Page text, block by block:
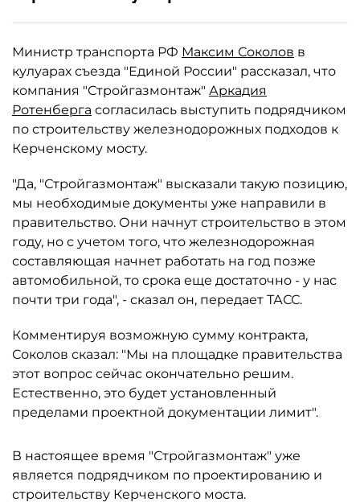
Министр транспорта РФ Максим Соколов в
кулуарах съезда "Единой России" рассказал, что
компания "Стройгазмонтаж" Аркадия
Ротенберга согласилась выступить подрядчиком
по строительству железнодорожных подходов к
Керченскому мосту.
"Да, "Стройгазмонтаж" высказали такую позицию,
мы необходимые документы уже направили в
правительство. Они начнут строительство в этом
году, но с учетом того, что железнодорожная
составляющая начнет работать на год позже
автомобильной, то срока еще достаточно - у нас
почти три года", - сказал он, передает ТАСС.
Комментируя возможную сумму контракта,
Соколов сказал: "Мы на площадке правительства
этот вопрос сейчас окончательно решим.
Естественно, это будет установленный
пределами проектной документации лимит".
В настоящее время "Стройгазмонтаж" уже
является подрядчиком по проектированию и
строительству Керченского моста.